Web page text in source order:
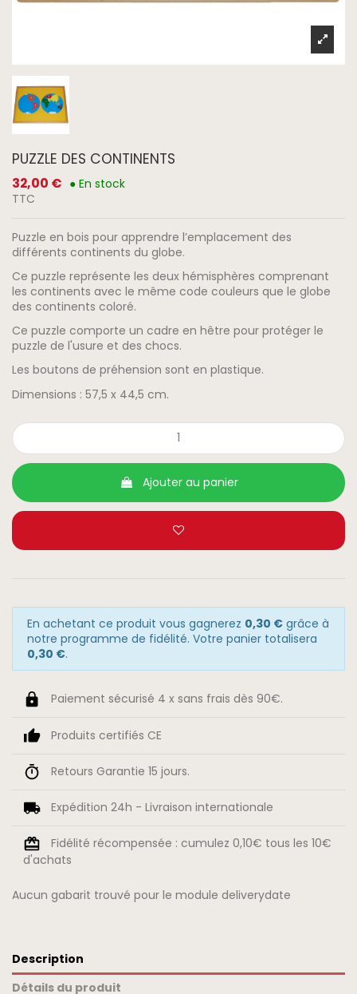
PUZZLE DES CONTINENTS
32,00 € ● En stock
TTC
Puzzle en bois pour apprendre l’emplacement des
différents continents du globe.
Ce puzzle représente les deux hémisphères comprenant
les continents avec le même code couleurs que le globe
des continents coloré.
Ce puzzle comporte un cadre en hêtre pour protéger le
puzzle de l'usure et des chocs.
Les boutons de préhension sont en plastique.
Dimensions : 57,5 x 44,5 cm.
Ajouter au panier
En achetant ce produit vous gagnerez 0,30 €grâce à
notre programme de fidélité. Votre panier totalisera
0,30 €.
Paiement sécurisé 4 x sans frais dès 90€.
Produits certifiés CE
Retours Garantie 15 jours.
Expédition 24h - Livraison internationale
Fidélité récompensée : cumulez 0,10€ tous les 10€
d'achats
Aucun gabarit trouvé pour le module deliverydate
Description
Détails du produit